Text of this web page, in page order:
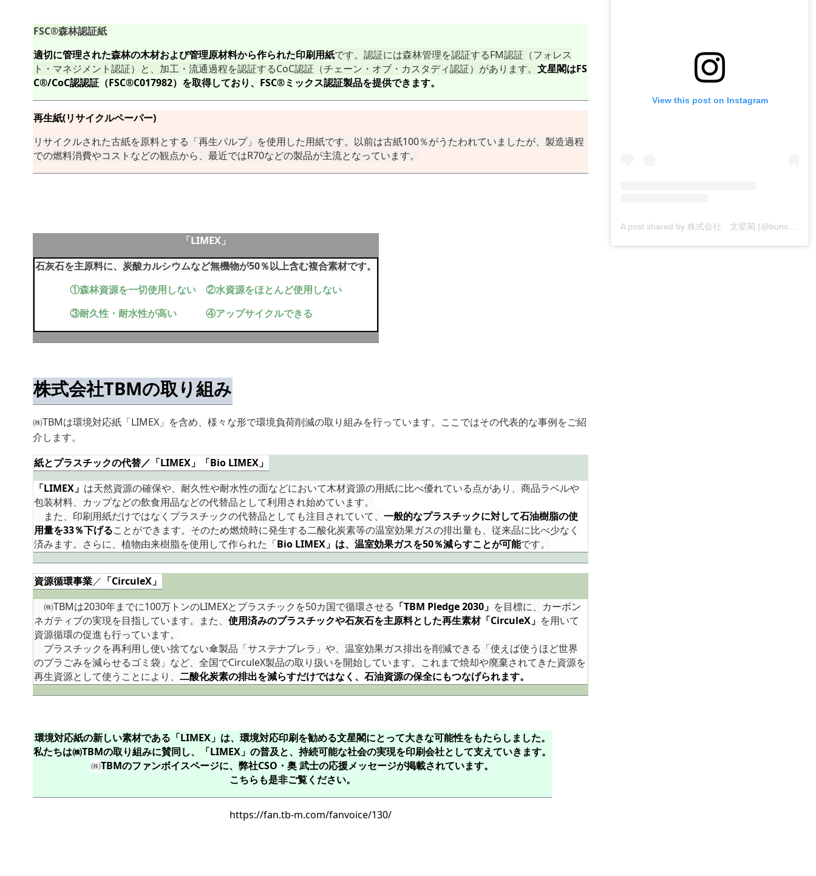
FSC®森林認証紙
適切に管理された森林の木材および管理原材料から作られた印刷用紙です。認証には森林管理を認証するFM認証（フォレス
ト・マネジメント認証）と、加工・流通過程を認証するCoC認証（チェーン・オブ・カスタディ認証）があります。 文星閣はFS
C®/CoC認認証（FSC®C017982）を取得しており、FSC®ミックス認証製品を提供できます。
再生紙(リサイクルペーパー)
リサイクルされた古紙を原料とする「再生パルプ」を使用した用紙です。以前は古紙100％がうたわれていましたが、製造過程
での燃料消費やコストなどの観点から、最近ではR70などの製品が主流となっています。
「LIMEX」
石灰石を主原料に、炭酸カルシウムなど無機物が50％以上含む複合素材です。
①森林資源を一切使用しない ②水資源をほとんど使用しない
③耐久性・耐水性が高い ④アップサイクルできる
株式会社TBMの取り組み
㈱TBMは環境対応紙「LIMEX」を含め、様々な形で環境負荷削減の取り組みを行っています。ここではその代表的な事例をご紹
介します。
紙とプラスチックの代替／「LIMEX」「Bio LIMEX」
「LIMEX」 は天然資源の確保や、耐久性や耐水性の面などにおいて木材資源の用紙に比べ優れている点があり、商品ラベルや
包装材料、カップなどの飲食用品などの代替品として利用され始めています。
また、印刷用紙だけではなくプラスチックの代替品としても注目されていて、 一般的なプラスチックに対して石油樹脂の使
用量を33％下げることができます。そのため燃焼時に発生する二酸化炭素等の温室効果ガスの排出量も、従来品に比べ少なく
済みます。さらに、植物由来樹脂を使用して作られた「Bio LIMEX」は、温室効果ガスを50％減らすことが可能です。
資源循環事業／ 「CirculeX」
㈱TBMは2030年までに100万トンのLIMEXとプラスチックを50カ国で循環させる 「TBM Pledge 2030」 を目標に、カーボン
ネガティブの実現を目指しています。また、 使用済みのプラスチックや石灰石を主原料とした再生素材「CirculeX」 を用いて
資源循環の促進も行っています。
プラスチックを再利用し使い捨てない傘製品「サステナブレラ」や、温室効果ガス排出を削減できる「使えば使うほど世界
のプラごみを減らせるゴミ袋」など、全国でCirculeX製品の取り扱いを開始しています。これまで焼却や廃棄されてきた資源を
再生資源として使うことにより、 二酸化炭素の排出を減らすだけではなく、石油資源の保全にもつなげられます。
環境対応紙の新しい素材である「LIMEX」は、環境対応印刷を勧める文星閣にとって大きな可能性をもたらしました。
私たちは㈱TBMの取り組みに賛同し、「LIMEX」の普及と、持続可能な社会の実現を印刷会社として支えていきます。
㈱TBMのファンボイスページに、弊社CSO・奥 武士の応援メッセージが掲載されています。
こちらも是非ご覧ください。
https://fan.tb-m.com/fanvoice/130/
View this post on Instagram